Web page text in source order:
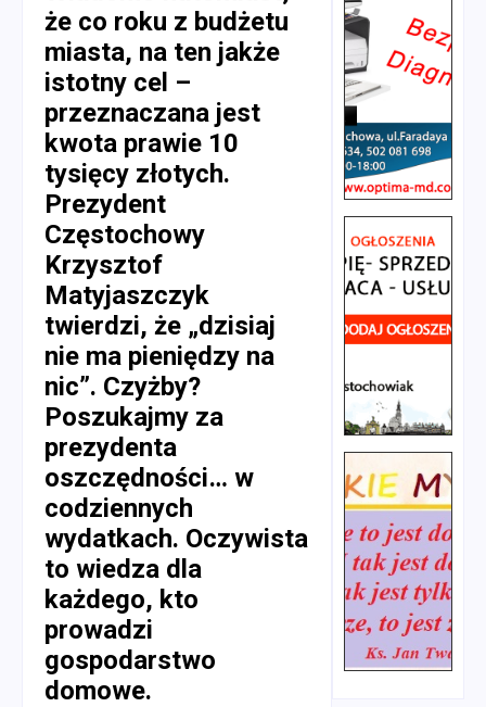
że co roku z budżetu
miasta, na ten jakże
istotny cel –
przeznaczana jest
kwota prawie 10
tysięcy złotych.
Prezydent
Częstochowy
Krzysztof
Matyjaszczyk
twierdzi, że „dzisiaj
nie ma pieniędzy na
nic”. Czyżby?
Poszukajmy za
prezydenta
oszczędności… w
codziennych
wydatkach. Oczywista
to wiedza dla
każdego, kto
prowadzi
gospodarstwo
domowe.